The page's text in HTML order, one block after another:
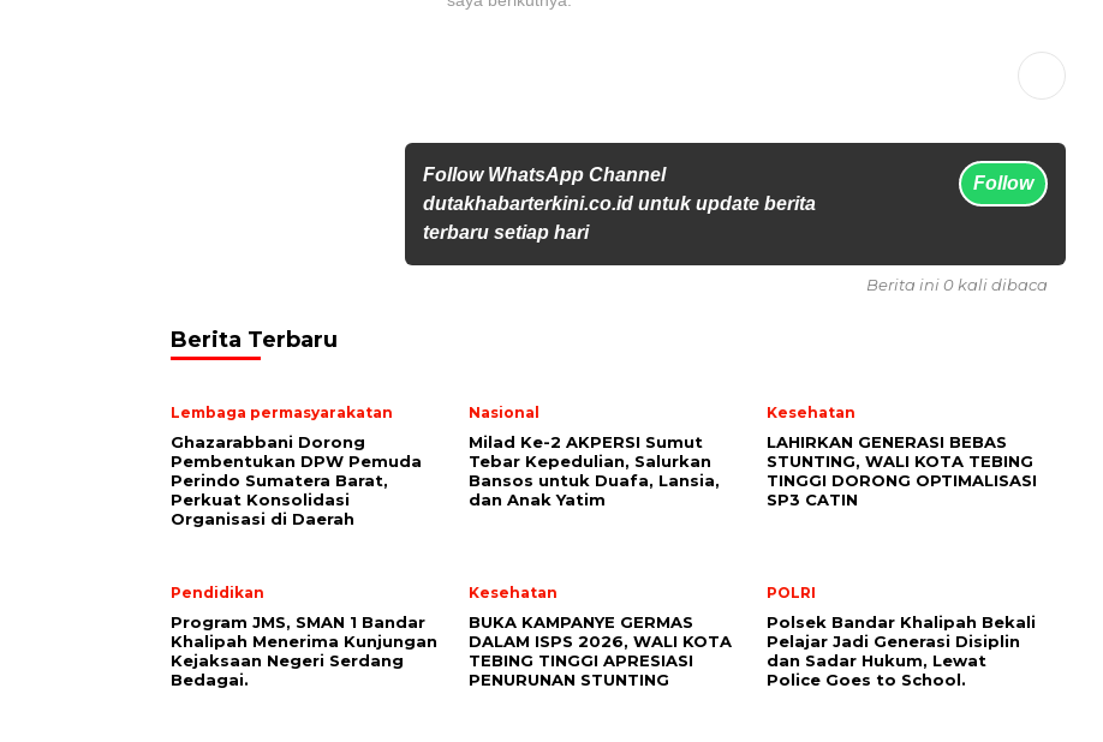
Follow WhatsApp Channel
dutakhabarterkini.co.id untuk update berita
terbaru setiap hari
Follow
Berita ini 0 kali dibaca
Berita Terbaru
Lembaga permasyarakatan
Ghazarabbani Dorong
Pembentukan DPW Pemuda
Perindo Sumatera Barat,
Perkuat Konsolidasi
Organisasi di Daerah
Nasional
Milad Ke-2 AKPERSI Sumut
Tebar Kepedulian, Salurkan
Bansos untuk Duafa, Lansia,
dan Anak Yatim
Kesehatan
LAHIRKAN GENERASI BEBAS
STUNTING, WALI KOTA TEBING
TINGGI DORONG OPTIMALISASI
SP3 CATIN
Pendidikan
Program JMS, SMAN 1 Bandar
Khalipah Menerima Kunjungan
Kejaksaan Negeri Serdang
Bedagai.
Kesehatan
BUKA KAMPANYE GERMAS
DALAM ISPS 2026, WALI KOTA
TEBING TINGGI APRESIASI
PENURUNAN STUNTING
POLRI
Polsek Bandar Khalipah Bekali
Pelajar Jadi Generasi Disiplin
dan Sadar Hukum, Lewat
Police Goes to School.